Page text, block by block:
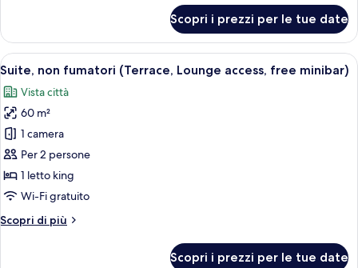
/
Private
Terrace))
Exclusive
Private
Terrace))
Floor)
Suite
(High
Floor)
Scopri i prezzi per le tue date
Apri
tutte
le
foto
per
Suite,
non
fumatori
(Terrace,
Lounge
Camera d'albergo con un letto
18
Suite, non fumatori (Terrace, Lounge access, free minibar)
Vista città
60 m²
1 camera
Per 2 persone
1 letto king
Wi-Fi gratuito
Scopri di più
Altri
Scopri i prezzi per le tue date